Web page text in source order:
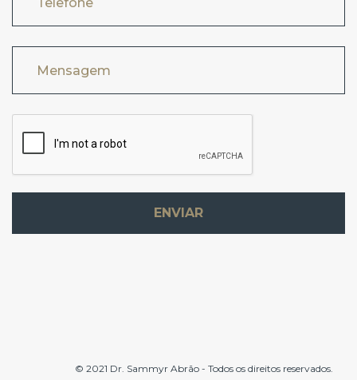
Mensagem
ENVIAR
© 2021 Dr. Sammyr Abrão - Todos os direitos reservados.